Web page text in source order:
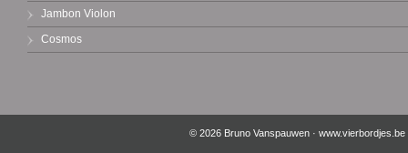
Jambon Violon
Cosmos
© 2026 Bruno Vanspauwen · www.vierbordjes.be